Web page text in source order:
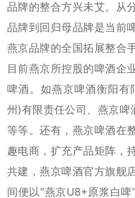
品牌的整合方兴未艾。从
品牌到回归母品牌是当前
燕京品牌的全国拓展整合
目前燕京所控股的啤酒企
啤酒。如燕京啤酒衡阳
州)有限责任公司、燕京啤
等等。还有，燕京啤酒在
趣电商，扩充产品矩阵，
共建，燕京啤酒官方旗舰
间便以“燕京U8+原浆白